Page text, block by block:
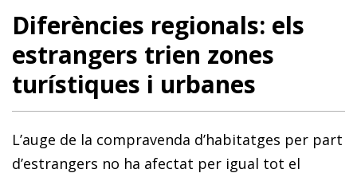
Diferències regionals: els
estrangers trien zones
turístiques i urbanes
L’auge de la compravenda d’habitatges per part
d’estrangers no ha afectat per igual tot el